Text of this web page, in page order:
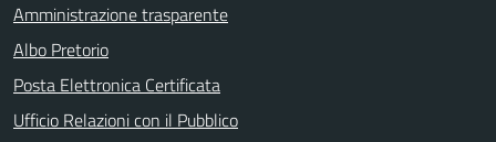
Amministrazione trasparente
Albo Pretorio
Posta Elettronica Certificata
Ufficio Relazioni con il Pubblico